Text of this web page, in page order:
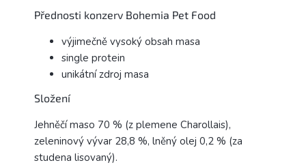
Přednosti konzerv Bohemia Pet Food
výjimečně vysoký obsah masa
single protein
unikátní zdroj masa
Složení
Jehněčí maso 70 % (z plemene Charollais),
zeleninový vývar 28,8 %, lněný olej 0,2 % (za
studena lisovaný).